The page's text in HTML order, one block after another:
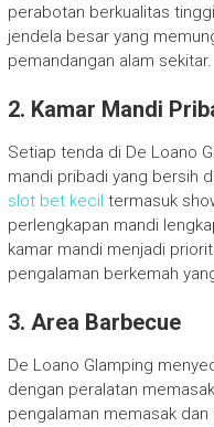
perabotan berkualitas
jendela besar yang
pemandangan alam sekitar.
2. Kamar Mandi
Setiap tenda di De Loano
mandi pribadi yang bersih
slot bet kecil termasuk
perlengkapan mandi
kamar mandi menjadi
pengalaman berkemah
3. Area Barbecue
De Loano Glamping
dengan peralatan
pengalaman memasak